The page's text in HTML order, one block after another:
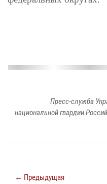
Пресс-служба
национальной гвардии
← Предыдущая